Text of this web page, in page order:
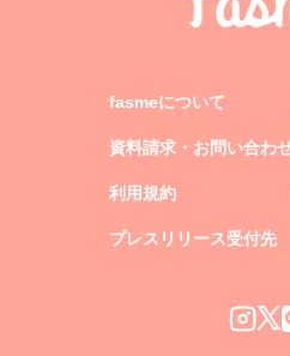
fasmeについて
資料請求・お問い合わ
利用規約
プレスリリース受付先